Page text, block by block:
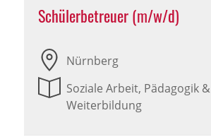
Schülerbetreuer (m/w/d)
Nürnberg
Soziale Arbeit, Pädagogik &
Weiterbildung